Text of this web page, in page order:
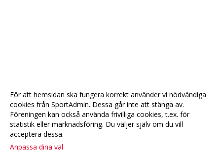
För att hemsidan ska fungera korrekt använder vi nödvändiga
cookies från SportAdmin. Dessa går inte att stänga av.
Föreningen kan också använda frivilliga cookies, t.ex. för
statistik eller marknadsföring. Du väljer själv om du vill
acceptera dessa.
Anpassa dina val